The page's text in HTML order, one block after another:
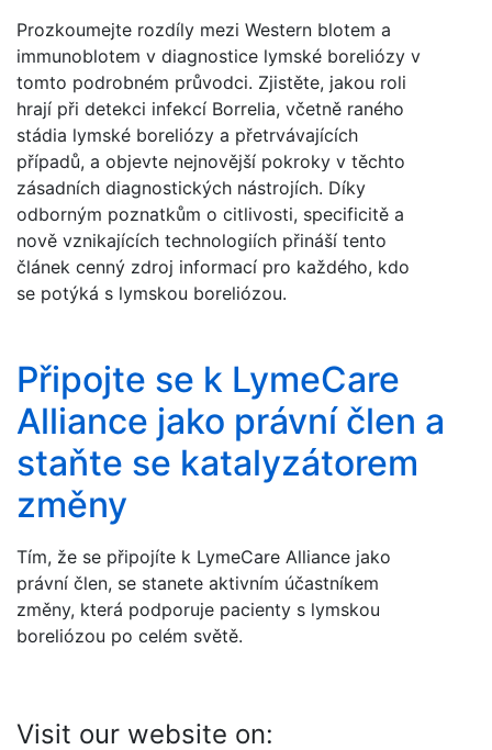
Prozkoumejte rozdíly mezi Western blotem a
immunoblotem v diagnostice lymské boreliózy v
tomto podrobném průvodci. Zjistěte, jakou roli
hrají při detekci infekcí Borrelia, včetně raného
stádia lymské boreliózy a přetrvávajících
případů, a objevte nejnovější pokroky v těchto
zásadních diagnostických nástrojích. Díky
odborným poznatkům o citlivosti, specificitě a
nově vznikajících technologiích přináší tento
článek cenný zdroj informací pro každého, kdo
se potýká s lymskou boreliózou.
Připojte se k LymeCare
Alliance jako právní člen a
staňte se katalyzátorem
změny
Tím, že se připojíte k LymeCare Alliance jako
právní člen, se stanete aktivním účastníkem
změny, která podporuje pacienty s lymskou
boreliózou po celém světě.
Visit our website on: